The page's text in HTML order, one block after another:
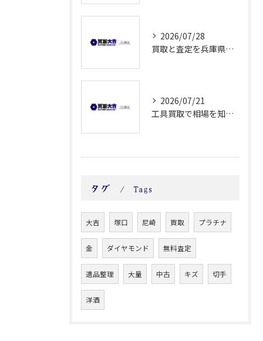
2026/07/28
買取と査定を兵庫県尼崎市加古郡稲美町で安心して進めるための実践ポイント
2026/07/21
工具買取で相場を知り高く売るためのコツと手順を徹底解説
タグ Tags
大吉 塚口 尼崎 買取 プラチナ
金 ダイヤモンド 無料査定
遺品整理 大量 中古 キズ 切手
洋酒